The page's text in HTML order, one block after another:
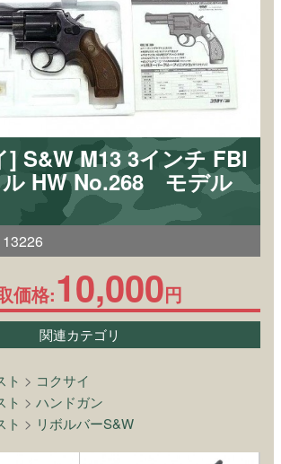
] S&W M13 3インチ FBI
HW No.268 モデル
13226
価格:10,000円
関連カテゴリ
ト > コクサイ
ト > ハンドガン
ト > リボルバーS&W